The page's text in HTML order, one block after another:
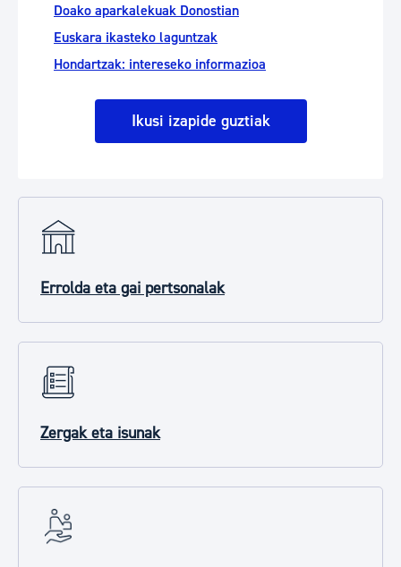
Doako aparkalekuak Donostian
Euskara ikasteko laguntzak
Hondartzak: intereseko informazioa
Ikusi izapide guztiak
Errolda eta gai pertsonalak
Zergak eta isunak